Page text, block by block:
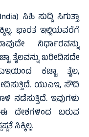
ಸಿಹಿ ಸುದ್ದಿ ಸಿಗುತ್ತಾ
ಭಾರತ ಇಲ್ಲಿಯವರೆಗೆ
ನಿರ್ಧಾರವನ್ನು
ತೈಲವನ್ನು ಖರೀದಿಸದೇ
ಕಚ್ಚಾ ತೈಲ,
ಯುಎಇ, ಸೌದಿ
ಇವುಗಳು
ದೇಶಗಳಿಂದ ಬರುವ
ಸಿಕ್ಕಿಲ್ಲ.